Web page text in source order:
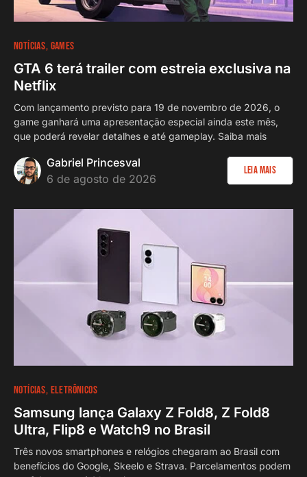
NOTÍCIAS GAMES
GTA 6 terá trailer com estreia exclusiva na
Netflix
Com lançamento previsto para 19 de novembro de 2026, o
game ganhará uma apresentação especial ainda este mês,
que poderá revelar detalhes e até gameplay. Saiba mais
Gabriel Princesval
6 de agosto de 2026
Leia Mais
NOTÍCIAS ELETRÔNICOS
Samsung lança Galaxy Z Fold8, Z Fold8
Ultra, Flip8 e Watch9 no Brasil
Três novos smartphones e relógios chegaram ao Brasil com
benefícios do Google, Skeelo e Strava. Parcelamentos podem